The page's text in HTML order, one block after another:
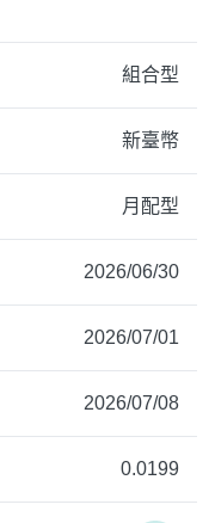
組合型
新臺幣
月配型
2026/06/30
2026/07/01
2026/07/08
0.0199